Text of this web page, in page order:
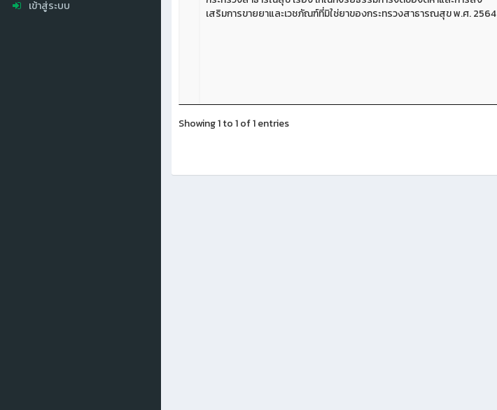
เข้าสู่ระบบ
เสริมการขายยาและเวชภัณฑ์ที่มิใช่ยาของกระทรวงสาธารณสุข พ.ศ. 2564
Showing 1 to 1 of 1 entries